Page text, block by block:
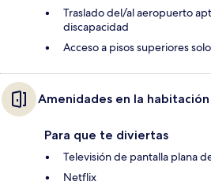
Traslado del/al aeropuerto
discapacidad
Acceso a pisos superiores
Amenidades en la habitación
Para que te diviertas
Televisión de pantalla plana
Netflix